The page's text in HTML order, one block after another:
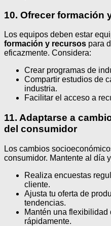
10. Ofrecer formación
Los equipos deben estar
formación y recursos para
eficazmente. Considera:
Crear programas de
Compartir estudios de
industria.
Facilitar el acceso a
11. Adaptarse a
del consumidor
Los cambios
consumidor. Mantente al día
Realiza encuestas
cliente.
Ajusta tu oferta de
tendencias.
Mantén una flexibilidad
rápidamente.